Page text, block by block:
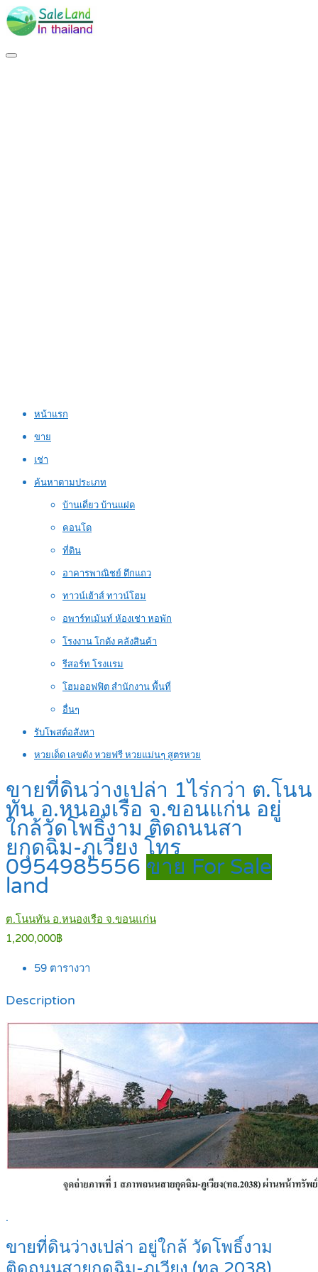
หน้าแรก
ขาย
เช่า
ค้นหาตามประเภท
บ้านเดี่ยว บ้านแฝด
คอนโด
ที่ดิน
อาคารพาณิชย์ ตึกแถว
ทาวน์เฮ้าส์ ทาวน์โฮม
อพาร์ทเม้นท์ ห้องเช่า หอพัก
โรงงาน โกดัง คลังสินค้า
รีสอร์ท โรงแรม
โฮมออฟฟิต สำนักงาน พื้นที่
อื่นๆ
รับโพสต์อสังหา
หวยเด็ด เลขดัง หวยฟรี หวยแม่นๆ สูตรหวย
ขายที่ดินว่างเปล่า 1ไร่กว่า ต.โนน
ทัน อ.หนองเรือ จ.ขอนแก่น อยู่
ใกล้วัดโพธิ์งาม ติดถนนสา
ยกุดฉิม-ภูเวียง โทร
0954985556 ขาย For Sale
land
ต.โนนทัน อ.หนองเรือ จ.ขอนแก่น
1,200,000฿
59 ตารางวา
Description
.
ขายที่ดินว่างเปล่า อยู่ใกล้ วัดโพธิ์งาม